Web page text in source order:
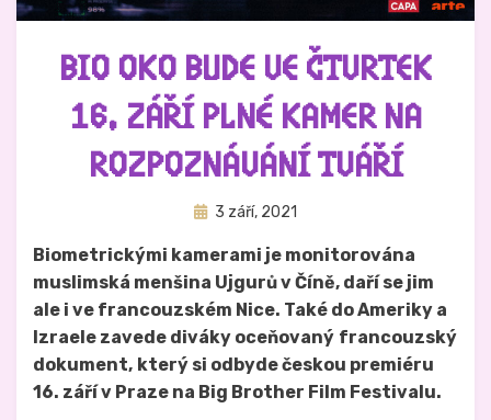
BIO OKO BUDE VE ČTVRTEK
16. ZÁŘÍ PLNÉ KAMER NA
ROZPOZNÁVÁNÍ TVÁŘÍ
Autor Hynek Trojánek
Zveřejněno
3 září, 2021
Biometrickými kamerami je monitorována
muslimská menšina Ujgurů v Číně, daří se jim
ale i ve francouzském Nice. Také do Ameriky a
Izraele zavede diváky oceňovaný francouzský
dokument, který si odbyde českou premiéru
16. září v Praze na Big Brother Film Festivalu.